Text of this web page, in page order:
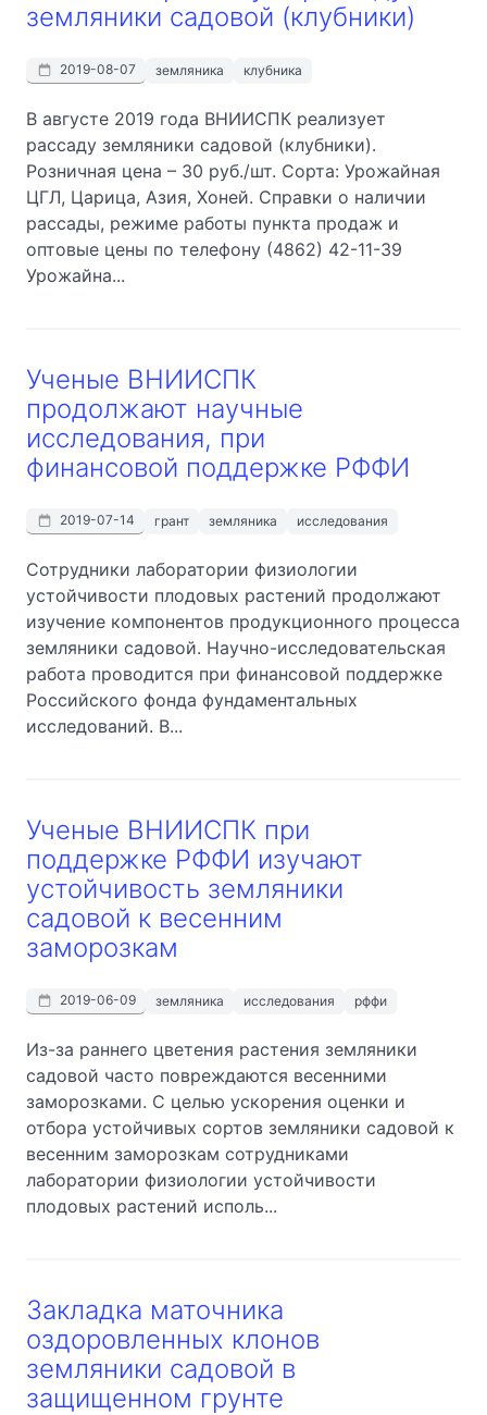
земляники садовой (клубники)
2019-08-07 земляника клубника
В августе 2019 года ВНИИСПК реализует
рассаду земляники садовой (клубники).
Розничная цена – 30 руб./шт. Сорта: Урожайная
ЦГЛ, Царица, Азия, Хоней. Справки о наличии
рассады, режиме работы пункта продаж и
оптовые цены по телефону (4862) 42-11-39
Урожайна...
Ученые ВНИИСПК
продолжают научные
исследования, при
финансовой поддержке РФФИ
2019-07-14 грант земляника исследования
Сотрудники лаборатории физиологии
устойчивости плодовых растений продолжают
изучение компонентов продукционного процесса
земляники садовой. Научно-исследовательская
работа проводится при финансовой поддержке
Российского фонда фундаментальных
исследований. В...
Ученые ВНИИСПК при
поддержке РФФИ изучают
устойчивость земляники
садовой к весенним
заморозкам
2019-06-09 земляника исследования рффи
Из-за раннего цветения растения земляники
садовой часто повреждаются весенними
заморозками. С целью ускорения оценки и
отбора устойчивых сортов земляники садовой к
весенним заморозкам сотрудниками
лаборатории физиологии устойчивости
плодовых растений исполь...
Закладка маточника
оздоровленных клонов
земляники садовой в
защищенном грунте